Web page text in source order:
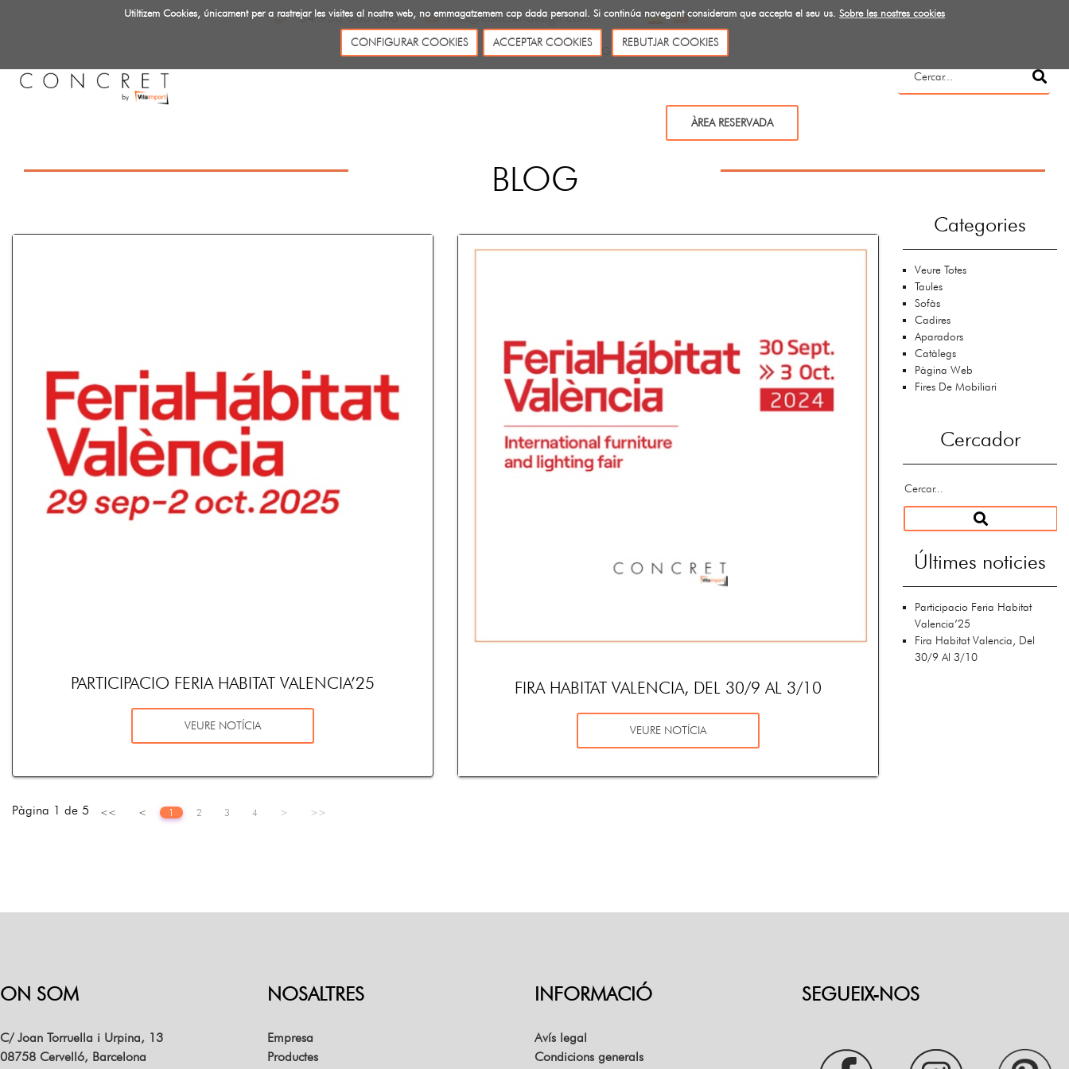
Utiltizem Cookies, únicament per a rastrejar les visites al nostre web, no emmagatzemem cap dada personal. Si continúa navegant consideram que accepta el seu us. Sobre les nostres cookies
CONFIGURAR COOKIES ACCEPTAR COOKIES REBUTJAR COOKIES
34 936 600 640 info@concret-design.com
SOBRE NOSALTRES CATÀLEGS BLOG CONTACTE
ÀREA RESERVADA
BLOG
PARTICIPACIO FERIA HABITAT VALENCIA’25
VEURE NOTÍCIA
FIRA HABITAT VALENCIA, DEL 30/9 AL 3/10
VEURE NOTÍCIA
Pàgina 1 de 5 << < 1 2 3 4 > >>
Categories
Veure Totes
Taules
Sofàs
Cadires
Aparadors
Catàlegs
Pàgina Web
Fires De Mobiliari
Cercador
Últimes noticies
Participacio Feria Habitat
Valencia’25
Fira Habitat Valencia, Del
30/9 Al 3/10
ON SOM
C/ Joan Torruella i Urpina, 13
08758 Cervelló, Barcelona
NOSALTRES
Empresa
Productes
INFORMACIÓ
Avís legal
Condicions generals
SEGUEIX-NOS